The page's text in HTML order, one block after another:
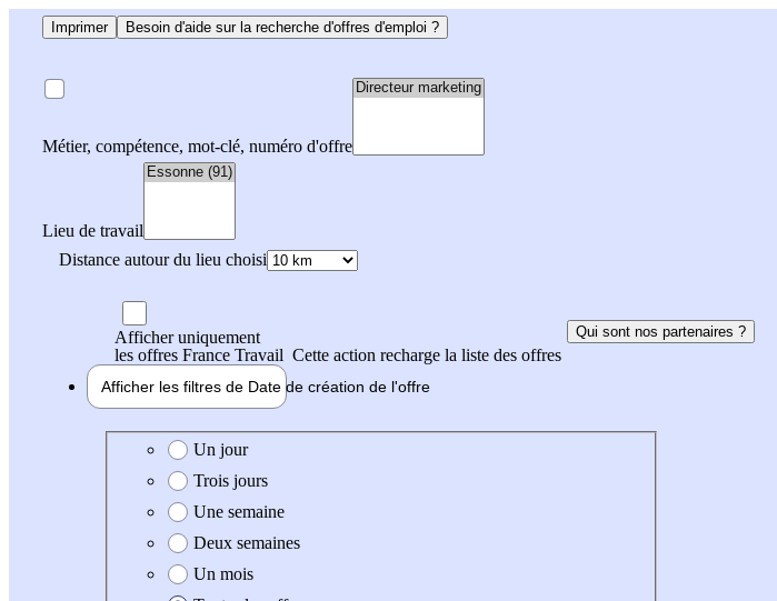
Imprimer Besoin d'aide sur la recherche d'offres d'emploi ?
Métier, compétence, mot-clé, numéro d'offre
Lieu de travail
Distance autour du lieu choisi
Afficher uniquement
les offres France Travail Cette action recharge la liste des offres
Qui sont nos partenaires ?
Afficher les filtres de Date de création de l'offre
Date de création de l'offre
Un jour
Trois jours
Une semaine
Deux semaines
Un mois